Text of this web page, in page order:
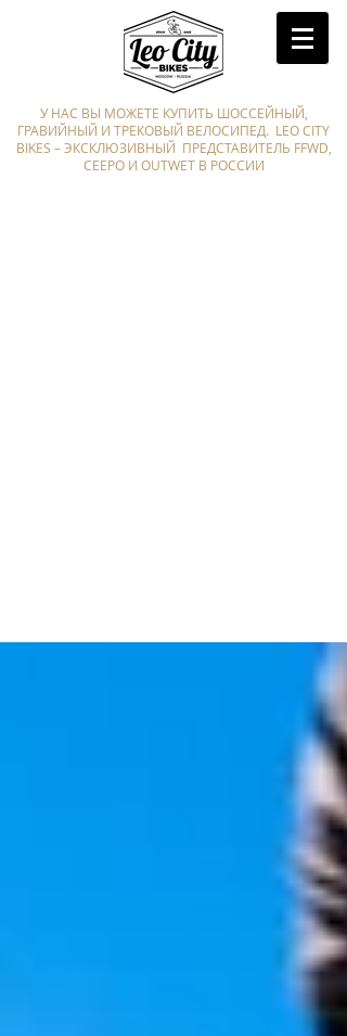
У НАС ВЫ МОЖЕТЕ КУПИТЬ ШОССЕЙНЫЙ,
ГРАВИЙНЫЙ И ТРЕКОВЫЙ ВЕЛОСИПЕД. LEO CITY
BIKES – ЭКСКЛЮЗИВНЫЙ ПРЕДСТАВИТЕЛЬ FFWD,
CEEPO И OUTWET В РОССИИ